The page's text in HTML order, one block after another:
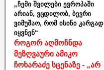
„ჩემი შვილები ევროპაში
არიან, ვცდილობ, ბევრი
ვიმუშაო, რომ ისინი კარგად
იყვნენ“
როგორ აღმოჩნდა
მეზღვაური ამიკო
ჩოხარაძე სცენაზე - „არ